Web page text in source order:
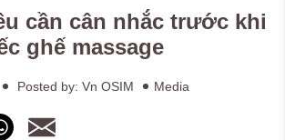
cần cân nhắc trước khi
ghế massage
Posted by: Vn OSIM Media